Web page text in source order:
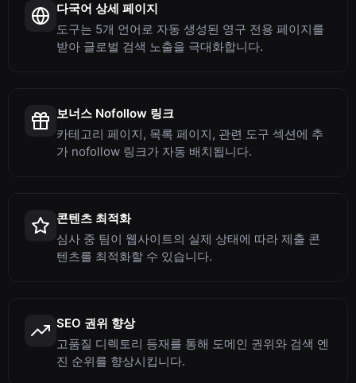
다국어 상세 페이지
도구는 5개 언어로 자동 생성된 영구 전용 페이지를
받아 글로벌 검색 노출을 극대화합니다.
보너스 Nofollow 링크
카테고리 페이지, 목록 페이지, 관련 도구 섹션에 추
가 nofollow 링크가 자동 배치됩니다.
콘텐츠 최적화
심사 중 팀이 웹사이트의 실제 상태에 따라 제출 콘
텐츠를 최적화할 수 있습니다.
SEO 권위 향상
고품질 디렉토리 등재를 통해 도메인 권위와 검색 엔
진 순위를 향상시킵니다.